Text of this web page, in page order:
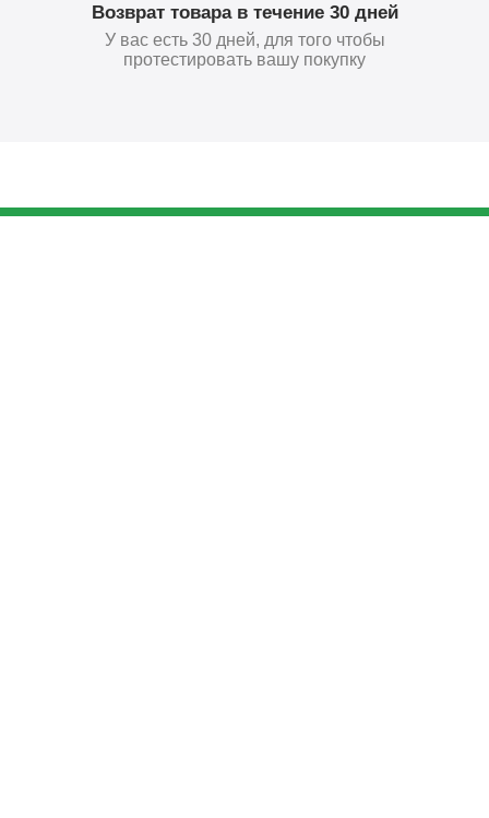
Возврат товара в течение 30 дней
У вас есть 30 дней, для того чтобы
протестировать вашу покупку